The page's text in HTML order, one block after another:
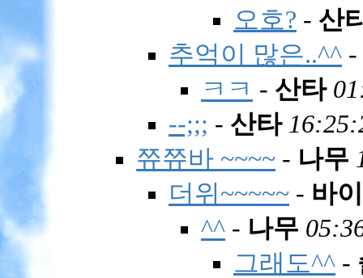
오호? - 산
추억이 많은..^^ -
ㅋㅋ - 산타
--;;; - 산타
쮸쮸바 ~~~~ - 나무
더위~~~~~ - 바
^^ - 나무
그래도^^ -